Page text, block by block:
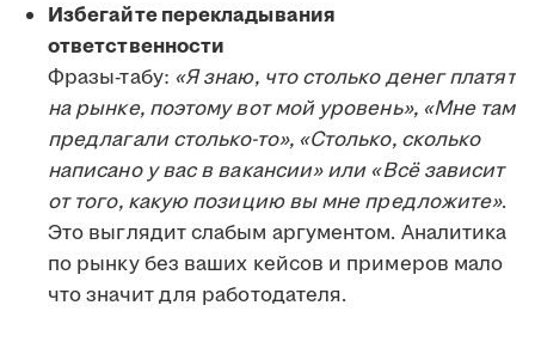
Избегайте перекладывания
ответственности
Фразы-табу: «Я знаю, что столько денег платят
на рынке, поэтому вот мой уровень», «Мне там
предлагали столько-то», «Столько, сколько
написано у вас в вакансии» или «Всё зависит
от того, какую позицию вы мне предложите».
Это выглядит слабым аргументом. Аналитика
по рынку без ваших кейсов и примеров мало
что значит для работодателя.